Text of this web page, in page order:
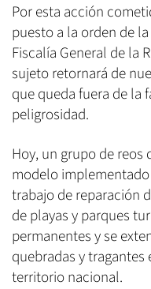
Por esta acción
puesto a la orden de
Fiscalía General de la
sujeto retornará de
que queda fuera de la
peligrosidad.
Hoy, un grupo de reos
modelo
trabajo de reparación
de playas y parques
permanentes y se
quebradas y
territorio nacional.